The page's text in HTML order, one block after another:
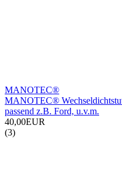
MANOTEC®
MANOTEC®
passend z.B. Ford, u.v.m.
40,00EUR
(3)